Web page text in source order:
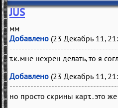
JUS
мм
Добавлено (23 Декабрь 11,
т.к. мне нехрен делать, то я
Добавлено (23 Декабрь 11,
но просто скрины карт.. это